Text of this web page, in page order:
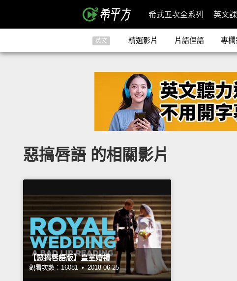
希式五次全系列 英文
英文 精選影片 片語俚語 專
惡搞唇語 的相關影片
【惡搞唇語版】皇室婚禮
觀看次數：16081 • 2018-06-25